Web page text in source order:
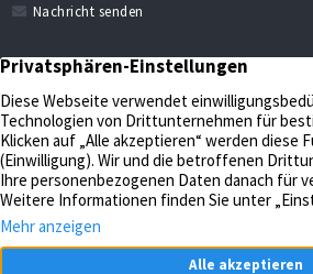
Nachricht senden
Verkaufen
Aktuelles
Bewerten
Kontakt
Impressum
Datenschutz